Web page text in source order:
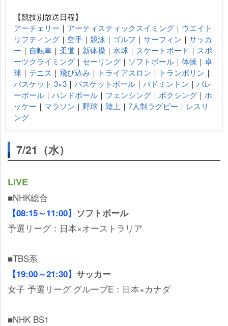
【競技別放送日程】
アーチェリー ｜ アーティスティックスイミング ｜ ウエイト
リフティング ｜ 空手 ｜ 競泳 ｜ ゴルフ ｜ サーフィン ｜ サッカ
ー ｜ 自転車 ｜ 柔道 ｜ 新体操 ｜ 水球 ｜ スケートボード ｜ スポ
ーツクライミング ｜ セーリング ｜ ソフトボール ｜ 体操 ｜ 卓
球 ｜ テニス ｜ 飛び込み ｜ トライアスロン ｜ トランポリン ｜
バスケット 3×3 ｜ バスケットボール ｜ バドミントン ｜ バレ
ーボール ｜ ハンドボール ｜ フェンシング ｜ ボクシング ｜ ホ
ッケー ｜ マラソン ｜ 野球 ｜ 陸上 ｜ 7人制ラグビー ｜ レスリ
ング
7/21（水）
LIVE
■NHK総合
【08:15～11:00】 ソフトボール
予選リーグ：日本×オーストラリア
■TBS系
【19:00～21:30】 サッカー
女子 予選リーグ グループE：日本×カナダ
■NHK BS1